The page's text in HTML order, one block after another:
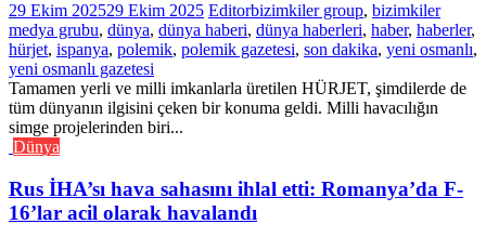
29 Ekim 202529 Ekim 2025 Editorbizimkiler group, bizimkiler
medya grubu, dünya, dünya haberi, dünya haberleri, haber, haberler,
hürjet, ispanya, polemik, polemik gazetesi, son dakika, yeni osmanlı,
yeni osmanlı gazetesi
Tamamen yerli ve milli imkanlarla üretilen HÜRJET, şimdilerde de
tüm dünyanın ilgisini çeken bir konuma geldi. Milli havacılığın
simge projelerinden biri...
Dünya
Rus İHA’sı hava sahasını ihlal etti: Romanya’da F-
16’lar acil olarak havalandı